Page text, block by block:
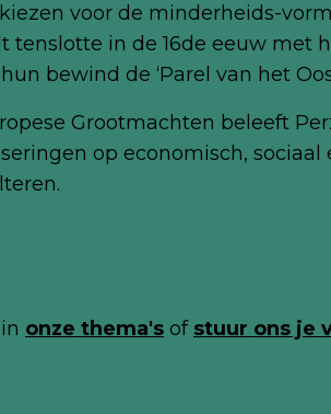
voor de minderheids-
in de 16de eeuw met
bewind de ‘Parel van het
Grootmachten beleeft
op economisch,
onze thema's of stuur ons je